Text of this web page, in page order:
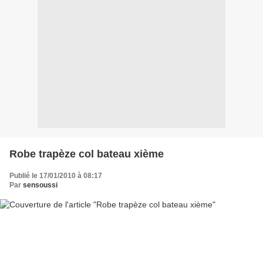
Robe trapèze col bateau xième
Publié le 17/01/2010 à 08:17
Par sensoussi